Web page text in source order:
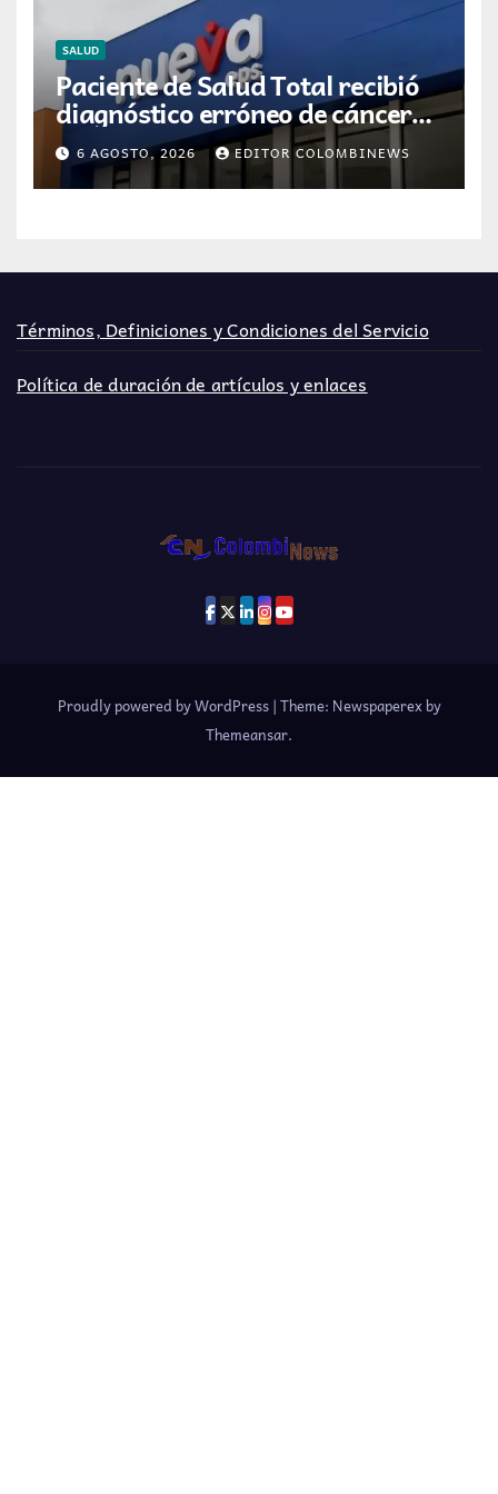
SALUD
Paciente de Salud Total recibió
diagnóstico erróneo de cáncer
por resultados de otra persona
6 AGOSTO, 2026 EDITOR COLOMBINEWS
Términos, Definiciones y Condiciones del Servicio
Política de duración de artículos y enlaces
Proudly powered by WordPress|Theme: Newspaperex by
Themeansar.